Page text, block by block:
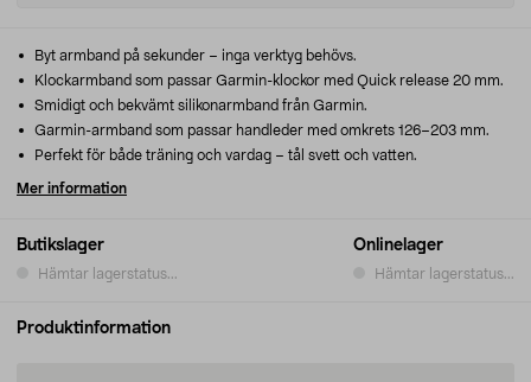
Butikslager
Hämtar lagerstatus...
Onlinelager
Hämtar lagerstatus...
Byt armband på sekunder – inga verktyg behövs.
Klockarmband som passar Garmin-klockor med Quick release 20 mm.
Smidigt och bekvämt silikonarmband från Garmin.
Garmin-armband som passar handleder med omkrets 126–203 mm.
Perfekt för både träning och vardag – tål svett och vatten.
Mer information
Produktinformation